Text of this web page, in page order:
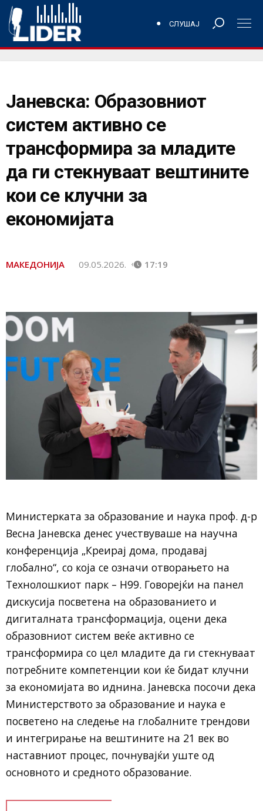
СЛУШАЈ
Јаневска: Образовниот
систем aктивно се
трансформира за младите
да ги стекнуваат вештините
кои се клучни за
економијата
МАКЕДОНИЈА 09.05.2026. 17:19
Министерката за образование и наука проф. д-р
Весна Јаневска денес учествуваше на научна
конференција „Креирај дома, продавај
глобално“, со која се означи отворањето на
Технолошкиот парк – Н99. Говорејќи на панел
дискусија посветена на образованието и
дигиталната трансформација, оцени дека
образовниот систем веќе активно се
трансформира со цел младите да ги стекнуваат
потребните компетенции кои ќе бидат клучни
за економијата во иднина. Јаневска посочи дека
Министерството за образование и наука е
посветено на следење на глобалните трендови
и интегрирање на вештините на 21 век во
наставниот процес, почнувајќи уште од
основното и средното образование.